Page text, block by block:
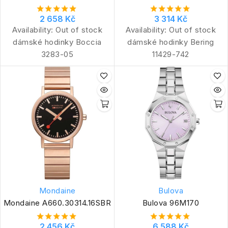
2 658 Kč
Availability: Out of stock
dámské hodinky Boccia
3283-05
3 314 Kč
Availability: Out of stock
dámské hodinky Bering
11429-742
Mondaine
Mondaine A660.30314.16SBR
Bulova
Bulova 96M170